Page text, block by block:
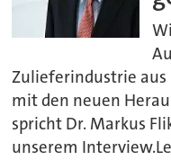
Zulieferindustrie aus
mit den neuen
spricht Dr. Markus
unserem